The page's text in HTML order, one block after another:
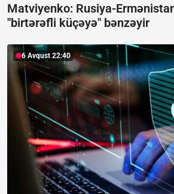
Matviyenko: Rusiya-
"birtərəfli küçəyə" bənzəyir
6 Avqust 22:40